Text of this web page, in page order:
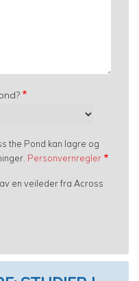
the Pond kan lagre og
Personvernregler
en veileder fra Across